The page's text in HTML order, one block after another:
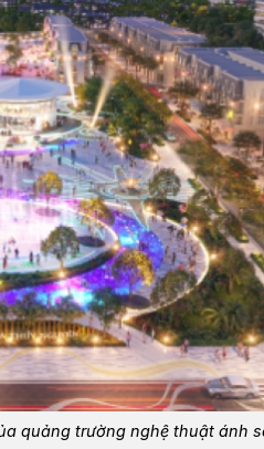
quảng trường nghệ thuật ánh